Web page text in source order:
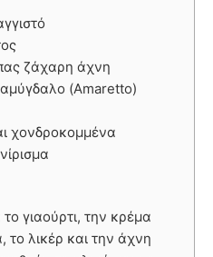
ζάχαρη άχνη
(Amaretto)
χονδροκομμένα
γιαούρτι, την κρέμα
το λικέρ και την άχνη